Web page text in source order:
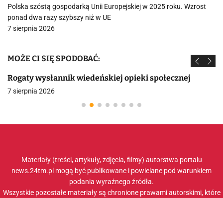
Polska szóstą gospodarką Unii Europejskiej w 2025 roku. Wzrost
ponad dwa razy szybszy niż w UE
7 sierpnia 2026
MOŻE CI SIĘ SPODOBAĆ:
Rogaty wysłannik wiedeńskiej opieki społecznej
7 sierpnia 2026
Materiały (treści, artykuły, zdjęcia, filmy) autorstwa portalu
news.24tm.pl mogą być publikowane i powielane pod warunkiem
podania wyraźnego źródła.
Wszystkie pozostałe materiały są chronione prawami autorskimi, które